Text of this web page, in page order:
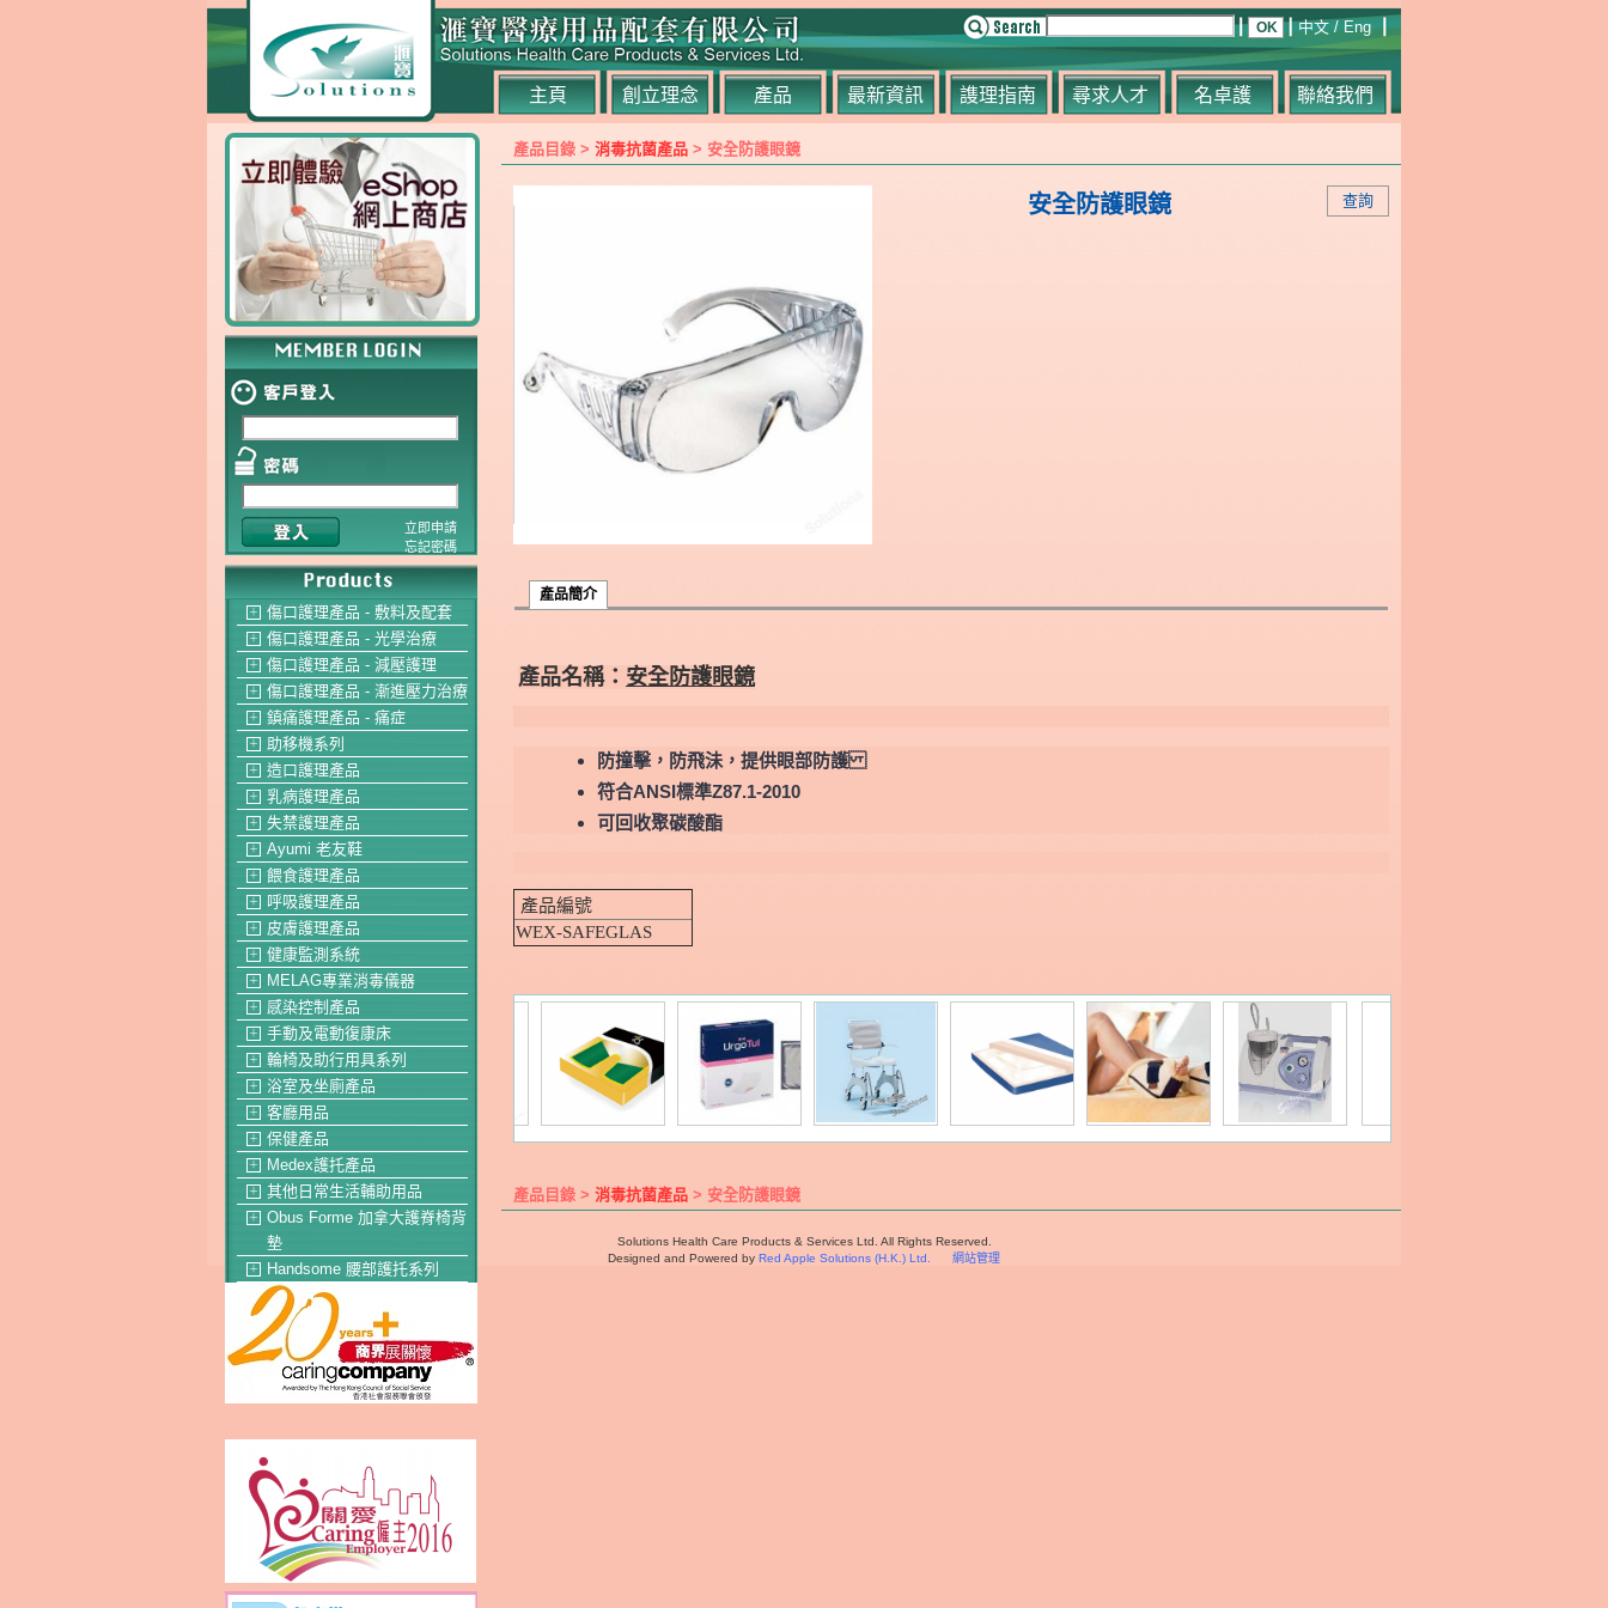
主頁 創立理念 產品 最新資訊 謢理指南 尋求人才 名卓護 聯絡我們
中文 /Eng
立即申請
忘記密碼
＋ 傷口護理產品 - 敷料及配套
＋ 傷口護理產品 - 光學治療
＋ 傷口護理產品 - 減壓護理
＋ 傷口護理產品 - 漸進壓力治療
＋ 鎮痛護理產品 - 痛症
＋ 助移機系列
＋ 造口護理產品
＋ 乳病護理產品
＋ 失禁護理產品
＋ Ayumi 老友鞋
＋ 餵食護理產品
＋ 呼吸護理產品
＋ 皮膚護理產品
＋ 健康監測系統
＋ MELAG專業消毒儀器
＋ 感染控制產品
＋ 手動及電動復康床
＋ 輪椅及助行用具系列
＋ 浴室及坐廁產品
＋ 客廳用品
＋ 保健產品
＋ Medex護托產品
＋ 其他日常生活輔助用品
＋
Obus Forme 加拿大護脊椅背
墊
＋ Handsome 腰部護托系列
產品目錄 > 消毒抗菌產品 > 安全防護眼鏡
查詢
安全防護眼鏡
產品簡介
產品名稱： 安全防護眼鏡
防撞擊，防飛沬，提供眼部防護
符合ANSI標準Z87.1-2010
可回收聚碳酸酯
產品編號
WEX-SAFEGLAS
產品目錄 > 消毒抗菌產品 > 安全防護眼鏡
Solutions Health Care Products & Services Ltd. All Rights Reserved.
Designed and Powered by Red Apple Solutions (H.K.) Ltd. 網站管理